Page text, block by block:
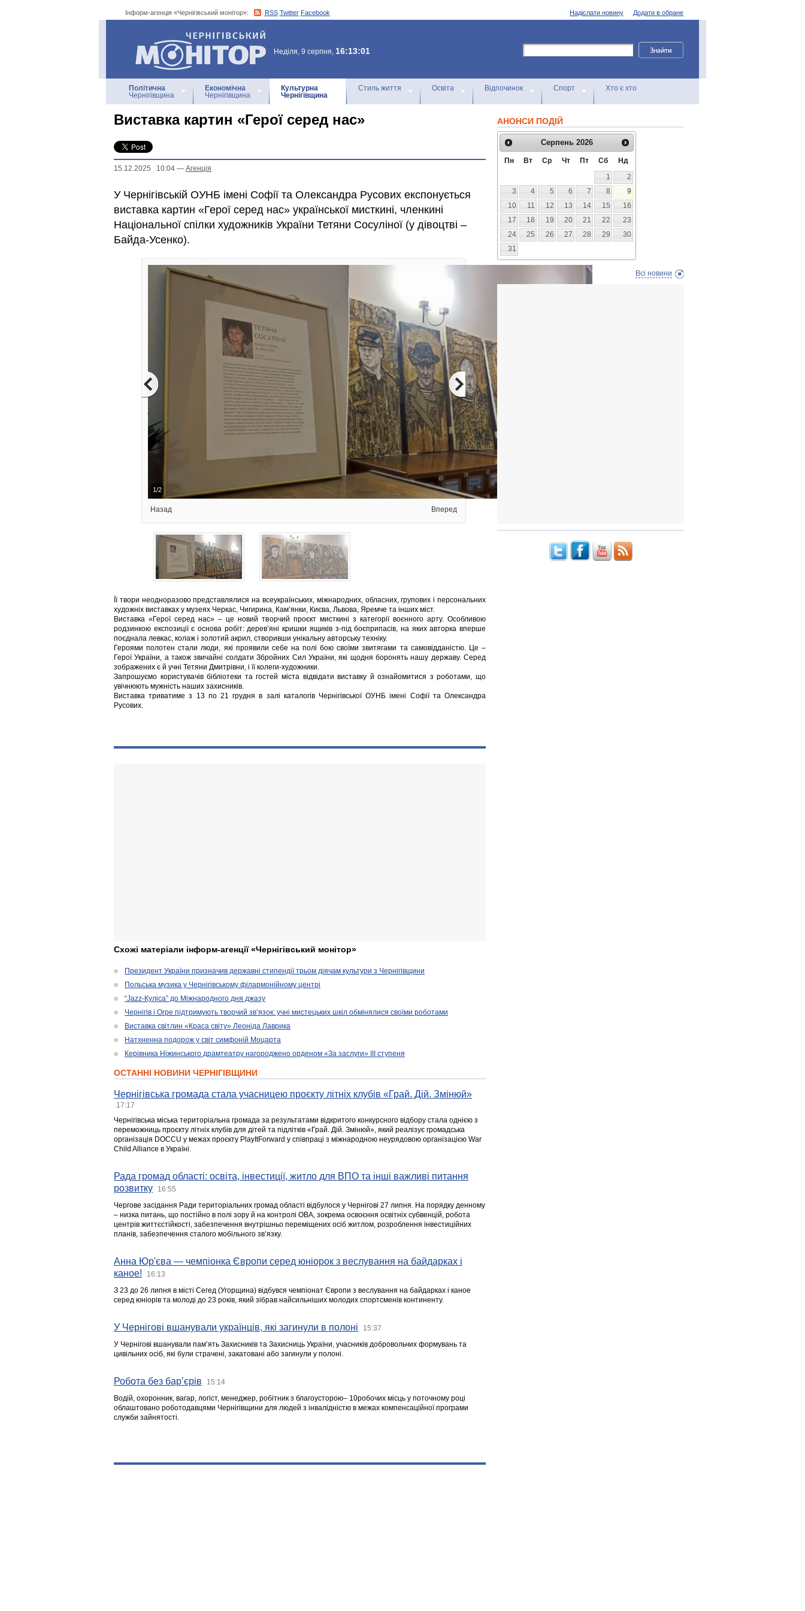
Додати в обране
Надіслати новину
Інформ-агенція «Чернігівський монітор»: RSS Twitter Facebook
Інформ-агенція
«Чернігівський монітор»
Неділя, 9 серпня, 16:13:01
Політична
Чернігівщина
Економічна
Чернігівщина
Культурна
Чернігівщина
Стиль життя Освіта Відпочинок Спорт Хто є хто
Виставка картин «Герої серед нас»
15.12.2025 10:04 — Агенцiя
У Чернігівській ОУНБ імені Софії та Олександра Русових експонується
виставка картин «Герої серед нас» української мисткині, членкині
Національної спілки художників України Тетяни Сосуліної (у дівоцтві –
Байда-Усенко).
1/2
Назад Вперед
Її твори неодноразово представлялися на всеукраїнських, міжнародних, обласних, групових і персональних
художніх виставках у музеях Черкас, Чигирина, Кам’янки, Києва, Львова, Яремче та інших міст.
Виставка «Герої серед нас» – це новий творчий проєкт мисткині з категорії воєнного арту. Особливою
родзинкою експозиції є основа робіт: дерев’яні кришки ящиків з-під боєприпасів, на яких авторка вперше
поєднала левкас, колаж і золотий акрил, створивши унікальну авторську техніку.
Героями полотен стали люди, які проявили себе на полі бою своїми звитягами та самовідданістю. Це –
Герої України, а також звичайні солдати Збройних Сил України, які щодня боронять нашу державу. Серед
зображених є й учні Тетяни Дмитрівни, і її колеги-художники.
Запрошуємо користувачів бібліотеки та гостей міста відвідати виставку й ознайомитися з роботами, що
увічнюють мужність наших захисників.
Виставка триватиме з 13 по 21 грудня в залі каталогів Чернігівської ОУНБ імені Софії та Олександра
Русових.
Схожі матеріали інформ-агенції «Чернігівський монітор»
Президент України призначив державні стипендії трьом діячам культури з Чернігівщини
Польська музика у Чернігівському філармонійному центрі
“Jazz-Куліса” до Міжнародного дня джазу
Чернігів і Огре підтримують творчий зв’язок: учні мистецьких шкіл обмінялися своїми роботами
Виставка світлин «Краса світу» Леоніда Лаврика
Натхненна подорож у світ симфоній Моцарта
Керівника Ніжинського драмтеатру нагороджено орденом «За заслуги» ІІІ ступеня
ОСТАННІ НОВИНИ ЧЕРНІГІВЩИНИ
Чернігівська громада стала учасницею проєкту літніх клубів «Грай. Дій. Змінюй»
17:17
Чернігівська міська територіальна громада за результатами відкритого конкурсного відбору стала однією з
переможниць проєкту літніх клубів для дітей та підлітків «Грай. Дій. Змінюй», який реалізує громадська
організація DOCCU у межах проєкту PlayItForward у співпраці з міжнародною неурядовою організацією War
Child Alliance в Україні.
Рада громад області: освіта, інвестиції, житло для ВПО та інші важливі питання
розвитку
16:55
Чергове засідання Ради територіальних громад області відбулося у Чернігові 27 липня. На порядку денному
– низка питань, що постійно в полі зору й на контролі ОВА, зокрема освоєння освітніх субвенцій, робота
центрів життєстійкості, забезпечення внутрішньо переміщених осіб житлом, розроблення інвестиційних
планів, забезпечення сталого мобільного зв’язку.
Анна Юр'єва — чемпіонка Європи серед юніорок з веслування на байдарках і
каное!
16:13
З 23 до 26 липня в місті Сегед (Угорщина) відбувся чемпіонат Європи з веслування на байдарках і каное
серед юніорів та молоді до 23 років, який зібрав найсильніших молодих спортсменів континенту.
У Чернігові вшанували українців, які загинули в полоні 15:37
У Чернігові вшанували пам’ять Захисників та Захисниць України, учасників добровольчих формувань та
цивільних осіб, які були страчені, закатовані або загинули у полоні.
Робота без бар’єрів 15:14
Водій, охоронник, вагар, логіст, менеджер, робітник з благоусторою– 10робочих місць у поточному році
облаштовано роботодавцями Чернігівщини для людей з інвалідністю в межах компенсаційної програми
служби зайнятості.
АНОНСИ ПОДІЙ
Серпень 2026
Пн Вт Ср Чт Пт Сб
Нд
1
2
3
4 5 6 7 8
9
10
11 12 13 14 15
16
17
18 19 20 21 22
23
24
25 26 27 28 29
30
31
Всі новини